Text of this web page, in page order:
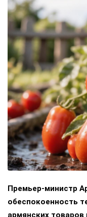
Премьер-министр
обеспокоенность
армянских